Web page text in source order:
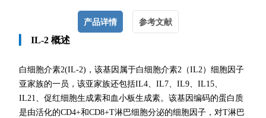
产品详情
参考文献
IL-2 概述
白细胞介素2(IL-2) ，该基因属于白细胞介素2（IL2）细胞因子
亚家族的一员，该亚家族还包括IL4、IL7、IL9、IL15、
IL21、促红细胞生成素和血小板生成素。该基因编码的蛋白质
是由活化的CD4+和CD8+T淋巴细胞分泌的细胞因子，对T淋巴